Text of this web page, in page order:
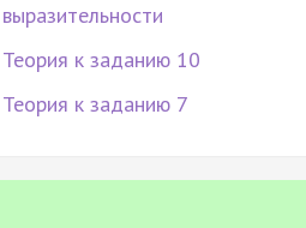
выразительности
Теория к заданию 10
Теория к заданию 7